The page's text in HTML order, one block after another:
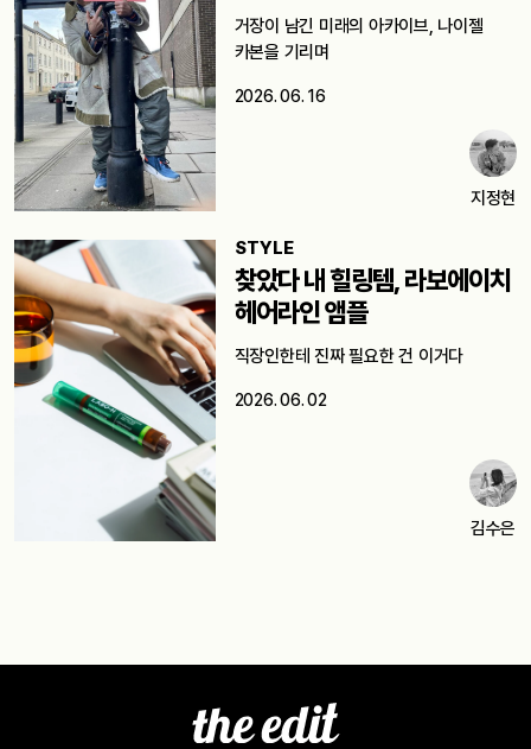
거장이 남긴 미래의 아카이브, 나이젤
카본을 기리며
2026. 06. 16
지정현
STYLE
찾았다 내 힐링템, 라보에이치
헤어라인 앰플
직장인한테 진짜 필요한 건 이거다
2026. 06. 02
김수은